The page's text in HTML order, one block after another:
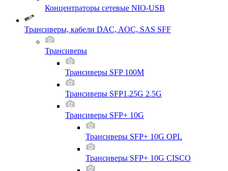
Концентраторы сетевые NIO-USB
Трансиверы, кабели DAC, AOC, SAS SFF
Трансиверы
Трансиверы SFP 100M
Трансиверы SFP1.25G 2.5G
Трансиверы SFP+ 10G
Трансиверы SFP+ 10G OPL
Трансиверы SFP+ 10G CISCO